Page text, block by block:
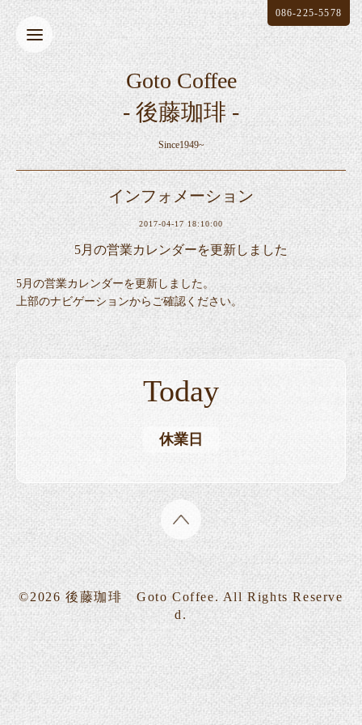
Goto Coffee
- 後藤珈琲 -
Since1949~
086-225-5578
インフォメーション
2017-04-17 18:10:00
5月の営業カレンダーを更新しました
5月の営業カレンダーを更新しました。
上部のナビゲーションからご確認ください。
Today
休業日
©2026後藤珈琲 Goto Coffee. All Rights Reserve
d.